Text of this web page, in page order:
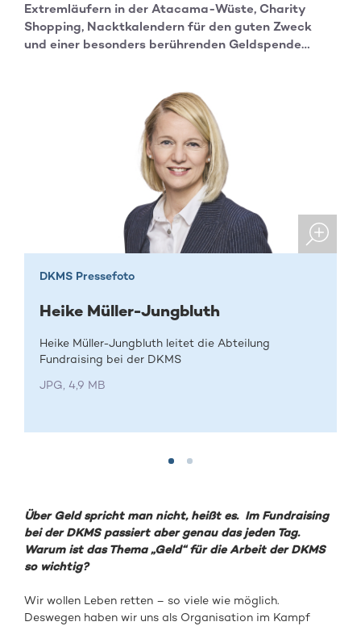
Extremläufern in der Atacama-Wüste, Charity
Shopping, Nacktkalendern für den guten Zweck
und einer besonders berührenden Geldspende…
DKMS Pressefoto
Heike Müller-Jungbluth
Heike Müller-Jungbluth leitet die Abteilung
Fundraising bei der DKMS
JPG, 4,9 MB
Über Geld spricht man nicht, heißt es. Im Fundraising
bei der DKMS passiert aber genau das jeden Tag.
Warum ist das Thema „Geld“ für die Arbeit der DKMS
so wichtig?
Wir wollen Leben retten – so viele wie möglich.
Deswegen haben wir uns als Organisation im Kampf